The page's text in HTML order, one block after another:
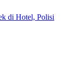
di Hotel, Polisi